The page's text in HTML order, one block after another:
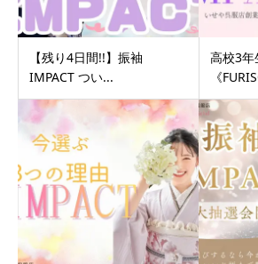
【残り4日間!!】振袖
IMPACT つい...
高校3年
《